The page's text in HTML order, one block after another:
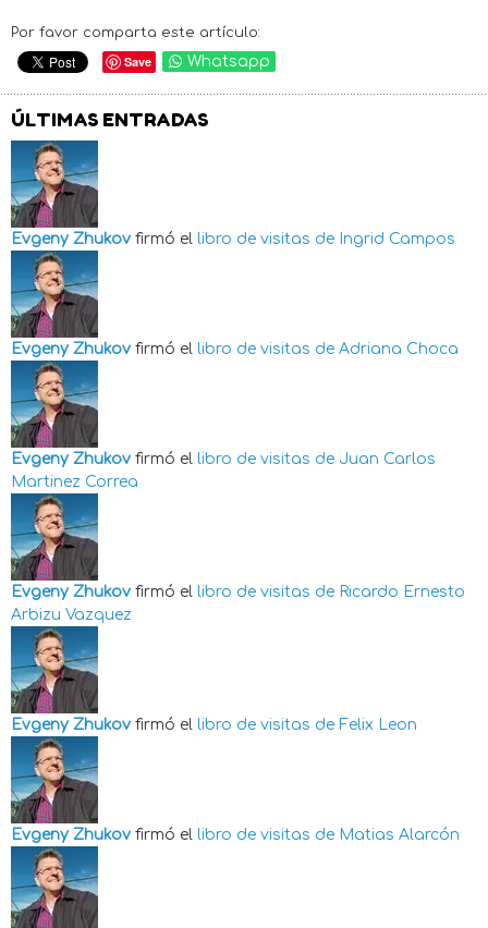
Por favor comparta este artículo:
Save Whatsapp
ÚLTIMAS ENTRADAS
Evgeny Zhukov firmó el libro de visitas de Ingrid Campos
Evgeny Zhukov firmó el libro de visitas de Adriana Choca
Evgeny Zhukov firmó el libro de visitas de Juan Carlos
Martinez Correa
Evgeny Zhukov firmó el libro de visitas de Ricardo Ernesto
Arbizu Vazquez
Evgeny Zhukov firmó el libro de visitas de Felix Leon
Evgeny Zhukov firmó el libro de visitas de Matias Alarcón